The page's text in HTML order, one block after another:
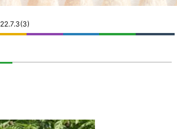
22.7.3(3)